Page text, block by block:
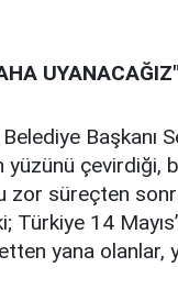
UYANACAĞIZ"
Başkanı
yüzünü
zor süreçten
Türkiye 14
yana olanlar,